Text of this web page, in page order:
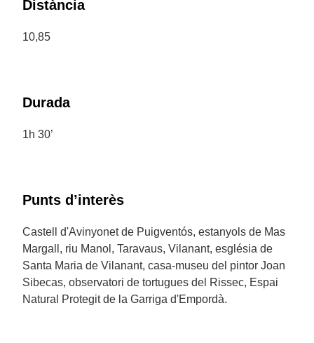
Distància
10,85
Durada
1h 30’
Punts d’interès
Castell d'Avinyonet de Puigventós, estanyols de Mas
Margall, riu Manol, Taravaus, Vilanant, església de
Santa Maria de Vilanant, casa-museu del pintor Joan
Sibecas, observatori de tortugues del Rissec, Espai
Natural Protegit de la Garriga d'Empordà.